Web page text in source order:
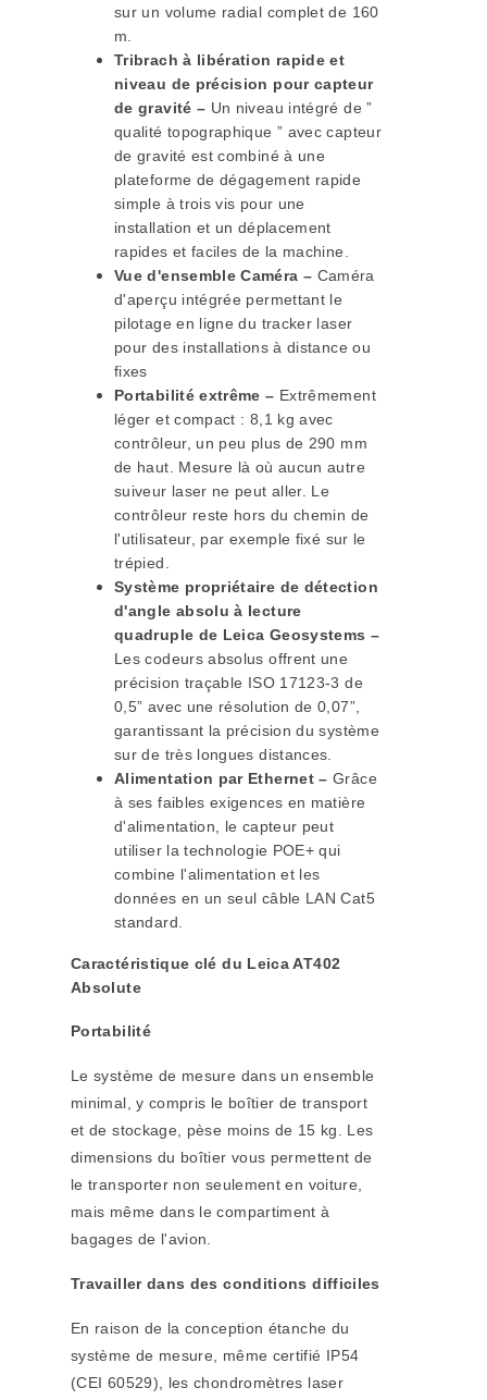
sur un volume radial complet de 160
m.
Tribrach à libération rapide et
niveau de précision pour capteur
de gravité – Un niveau intégré de ”
qualité topographique ” avec capteur
de gravité est combiné à une
plateforme de dégagement rapide
simple à trois vis pour une
installation et un déplacement
rapides et faciles de la machine.
Vue d'ensemble Caméra – Caméra
d'aperçu intégrée permettant le
pilotage en ligne du tracker laser
pour des installations à distance ou
fixes
Portabilité extrême – Extrêmement
léger et compact : 8,1 kg avec
contrôleur, un peu plus de 290 mm
de haut. Mesure là où aucun autre
suiveur laser ne peut aller. Le
contrôleur reste hors du chemin de
l'utilisateur, par exemple fixé sur le
trépied.
Système propriétaire de détection
d'angle absolu à lecture
quadruple de Leica Geosystems –
Les codeurs absolus offrent une
précision traçable ISO 17123-3 de
0,5” avec une résolution de 0,07”,
garantissant la précision du système
sur de très longues distances.
Alimentation par Ethernet – Grâce
à ses faibles exigences en matière
d'alimentation, le capteur peut
utiliser la technologie POE+ qui
combine l'alimentation et les
données en un seul câble LAN Cat5
standard.
Caractéristique clé du Leica AT402
Absolute
Portabilité
Le système de mesure dans un ensemble
minimal, y compris le boîtier de transport
et de stockage, pèse moins de 15 kg. Les
dimensions du boîtier vous permettent de
le transporter non seulement en voiture,
mais même dans le compartiment à
bagages de l'avion.
Travailler dans des conditions difficiles
En raison de la conception étanche du
système de mesure, même certifié IP54
(CEI 60529), les chondromètres laser